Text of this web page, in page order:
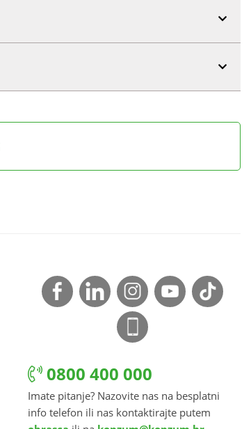
0800 400 000
Imate pitanje? Nazovite nas na besplatni
info telefon ili nas kontaktirajte putem